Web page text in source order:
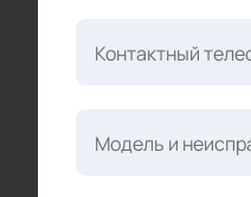
Контактный
Модель и